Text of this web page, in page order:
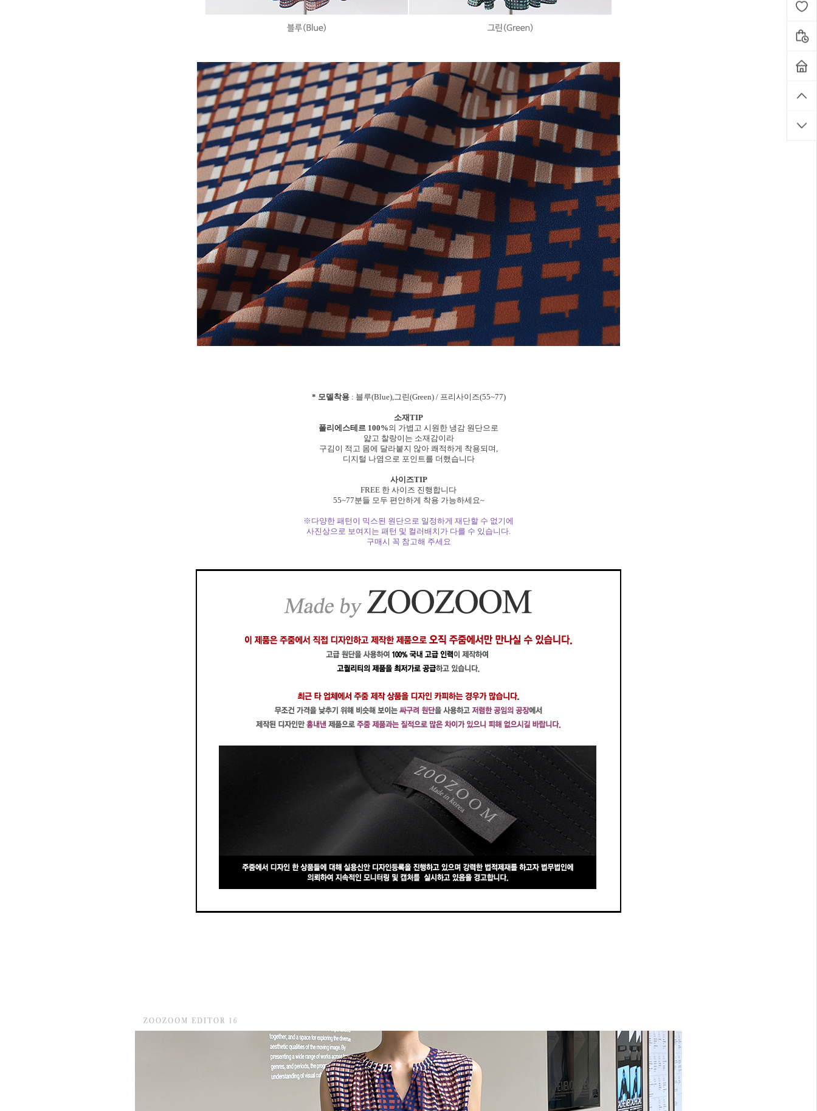
* 모델착용: 블루(Blue),그린(Green) / 프리사이즈(55~77)
소재TIP
폴리에스테르 100%의 가볍고 시원한 냉감 원단으로
얇고 찰랑이는 소재감이라
구김이 적고 몸에 달라붙지 않아 쾌적하게 착용되며,
디지털 나염으로 포인트를 더했습니다
사이즈TIP
FREE 한 사이즈 진행합니다
55~77분들 모두 편안하게 착용 가능하세요~
※다양한 패턴이 믹스된 원단으로 일정하게 재단할 수 없기에
사진상으로 보여지는 패턴 및 컬러배치가 다를 수 있습니다.
구매시 꼭 참고해 주세요